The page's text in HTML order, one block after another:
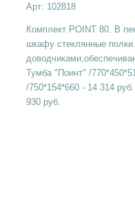
Арт: 102818
Комплект POINT 80. В
шкафу стеклянные
Тумба "Поинт" /
/750*154*660 - 14 314
930 руб.